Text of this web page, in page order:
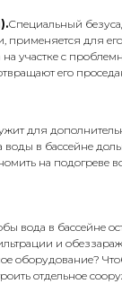
Специальный
для
на участке с
его
для
воды в бассейне
на подогреве
вода в бассейне
и
оборудование?
отдельное